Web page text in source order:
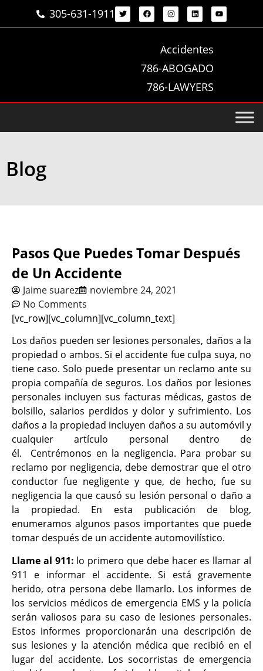
305-631-1911
Accidentes
786-ABOGADO
786-LAWYERS
Blog
Pasos Que Puedes Tomar Después
de Un Accidente
Jaime suarez
noviembre 24, 2021
No Comments
[vc_row][vc_column][vc_column_text]
Los daños pueden ser lesiones personales, daños a la
propiedad o ambos. Si el accidente fue culpa suya, no
tiene caso. Solo puede presentar un reclamo ante su
propia compañía de seguros. Los daños por lesiones
personales incluyen sus facturas médicas, gastos de
bolsillo, salarios perdidos y dolor y sufrimiento. Los
daños a la propiedad incluyen daños a su automóvil y
cualquier artículo personal dentro de
él. Centrémonos en la negligencia. Para probar su
reclamo por negligencia, debe demostrar que el otro
conductor fue negligente y que, de hecho, fue su
negligencia la que causó su lesión personal o daño a
la propiedad. En esta publicación de blog,
enumeramos algunos pasos importantes que puede
tomar después de un accidente automovilístico.
Llame al 911: lo primero que debe hacer es llamar al
911 e informar el accidente. Si está gravemente
herido, otra persona debe llamarlo. Los informes de
los servicios médicos de emergencia EMS y la policía
serán valiosos para su caso de lesiones personales.
Estos informes proporcionarán una descripción de
sus lesiones y la atención médica que recibió en el
lugar del accidente. Los socorristas de emergencia